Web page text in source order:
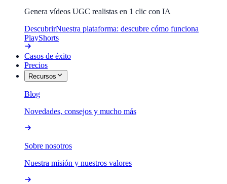
Genera vídeos UGC realistas en 1 clic con IA
DescubrirNuestra plataforma: descubre cómo funciona
PlayShorts
Casos de éxito
Precios
Recursos
Blog
Novedades, consejos y mucho más
Sobre nosotros
Nuestra misión y nuestros valores